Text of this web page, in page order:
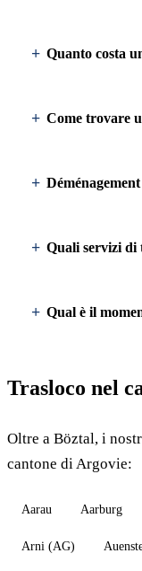
Quanto costa
Come trovare
Quali servizi di
Qual è il
Trasloco nel
Oltre a Böztal, i
cantone di Argovie:
Aarau Aarburg
Arni (AG)